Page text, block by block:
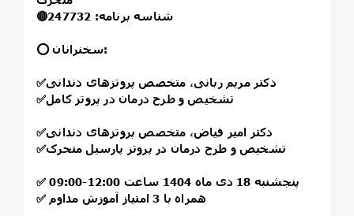
🔴
شناسه برنامه: 247732
⭕️ سخنرانان:
✅دکتر مریم ربانی، متخصص پروتزهای دندانی
✅تشخیص و طرح درمان در پروتز کامل
✅دکتر امیر فیاض، متخصص پروتزهای دندانی
✅تشخیص و طرح درمان در پروتز پارسیل متحرک
✅
پنجشنبه 18 دی ماه 1404 ساعت 12:00-09:00
✅
همراه با 3 امتیاز آموزش مداوم